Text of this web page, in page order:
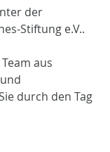
der
Stiftung e.V..
aus
durch den Tag